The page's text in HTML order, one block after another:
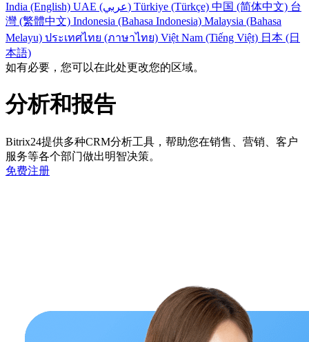
India (English)
UAE (عربي) Türkiye (Türkçe) 中国 (简体中文) 台
灣 (繁體中文) Indonesia (Bahasa Indonesia) Malaysia (Bahasa
Melayu) ประเทศไทย (ภาษาไทย) Việt Nam (Tiếng Việt) 日本 (日
本語)
如有必要，您可以在此处更改您的区域。
分析和报告
Bitrix24提供多种CRM分析工具，帮助您在销售、营销、客户
服务等各个部门做出明智决策。
免费注册